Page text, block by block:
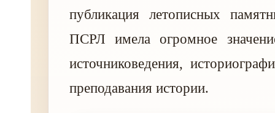
публикация летописных
ПСРЛ имела огромное
источниковедения,
преподавания истории.